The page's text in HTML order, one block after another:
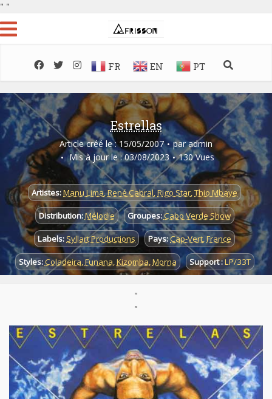
" "
FR EN PT
Estrellas
Article créé le : 15/05/2007 par admin
Mis à jour le : 03/08/2023
130 Vues
Artistes:Manu Lima,René Cabral,Rigo Star,Thio Mbaye
Distribution:Mélodie Groupes:Cabo Verde Show
Labels: Syllart Productions Pays:Cap-Vert,France
Styles:Coladeira,Funana,Kizomba,Morna Support :LP/33T
"
"